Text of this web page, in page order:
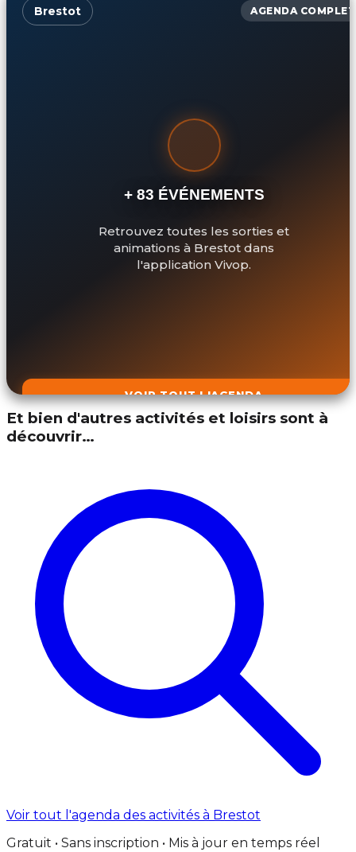
Brestot AGENDA COMPLET
+ 83 ÉVÉNEMENTS
Retrouvez toutes les sorties et
animations à Brestot dans
l'application Vivop.
VOIR TOUT L'AGENDA
Et bien d'autres activités et loisirs sont à
découvrir…
Voir tout l'agenda des activités à Brestot
Gratuit • Sans inscription • Mis à jour en temps réel